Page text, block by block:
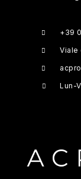
+39
Viale
Lun-